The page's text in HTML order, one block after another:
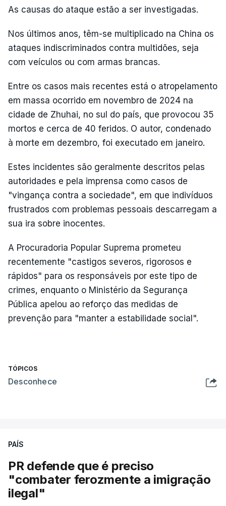
As causas do ataque estão a ser investigadas.
Nos últimos anos, têm-se multiplicado na China os
ataques indiscriminados contra multidões, seja
com veículos ou com armas brancas.
Entre os casos mais recentes está o atropelamento
em massa ocorrido em novembro de 2024 na
cidade de Zhuhai, no sul do país, que provocou 35
mortos e cerca de 40 feridos. O autor, condenado
à morte em dezembro, foi executado em janeiro.
Estes incidentes são geralmente descritos pelas
autoridades e pela imprensa como casos de
"vingança contra a sociedade", em que indivíduos
frustrados com problemas pessoais descarregam a
sua ira sobre inocentes.
A Procuradoria Popular Suprema prometeu
recentemente "castigos severos, rigorosos e
rápidos" para os responsáveis por este tipo de
crimes, enquanto o Ministério da Segurança
Pública apelou ao reforço das medidas de
prevenção para "manter a estabilidade social".
TÓPICOS
Desconhece
PAÍS
PR defende que é preciso
"combater ferozmente a imigração
ilegal"